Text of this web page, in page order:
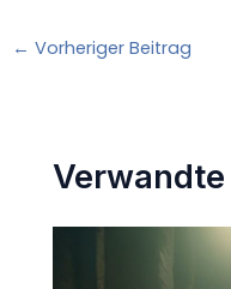
← Vorheriger Beitrag